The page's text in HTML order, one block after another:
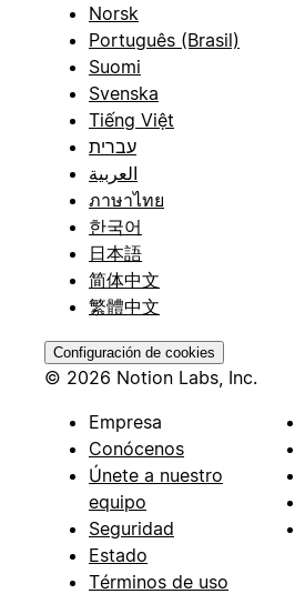
Norsk
Português (Brasil)
Suomi
Svenska
Tiếng Việt
עברית
العربية
ภาษาไทย
한국어
日本語
简体中文
繁體中文
Configuración de cookies
© 2026 Notion Labs, Inc.
Empresa
Conócenos
Únete a nuestro
equipo
Seguridad
Estado
Términos de uso